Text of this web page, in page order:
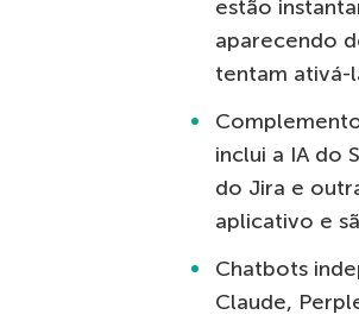
estão
aparecendo
tentam ativá-
inclui a IA do
do Jira e
aplicativo e
Chatbots
Claude,